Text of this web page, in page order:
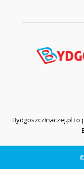
BydgoszczInaczej.pl to